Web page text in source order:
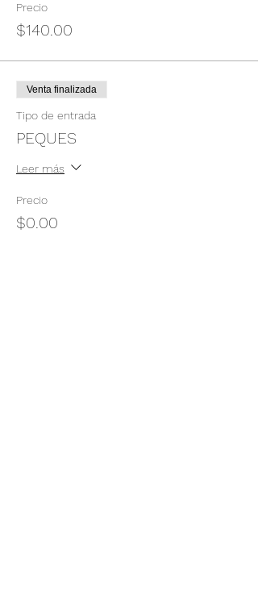
Precio
$140.00
Venta finalizada
Tipo de entrada
PEQUES
Leer más
Precio
$0.00